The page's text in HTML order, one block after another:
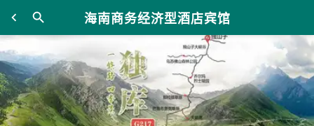
海南商务经济型酒店宾馆